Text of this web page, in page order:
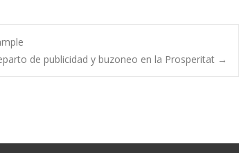
de publicidad y buzoneo en la Prosperitat →